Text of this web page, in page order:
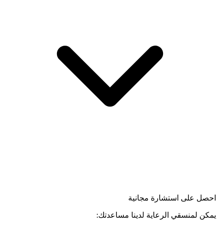
احصل على استشارة مجانية
يمكن لمنسقي الرعاية لدينا مساعدتك: